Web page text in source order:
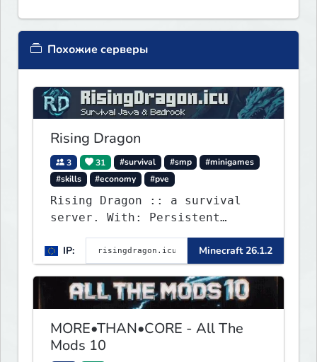
Похожие серверы
Rising Dragon
3 31 #survival #smp
#minigames
#skills
#economy #pve
Rising Dragon :: a survival
server. With: Persistent
Worlds, Skills, Ranks, &
more...
IP: Minecraft 26.1.2
MORE•THAN•CORE - All The
Mods 10